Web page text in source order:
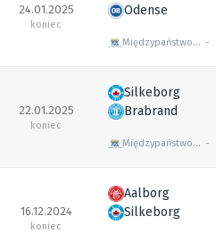
24.01.2025
koniec
Odense
Międzypaństwowe mecze towarzyskie
22.01.2025
koniec
Silkeborg
Brabrand
Międzypaństwowe mecze towarzyskie
16.12.2024
koniec
Aalborg
Silkeborg